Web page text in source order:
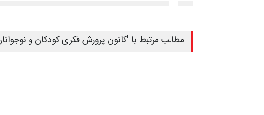
مطالب مرتبط با 'کانون پرورش فکری کودکان و نوجوانان'